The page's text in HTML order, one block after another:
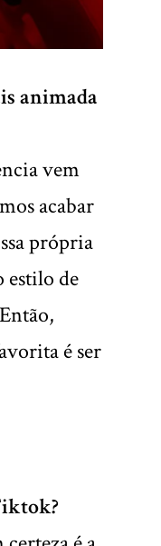
animada
vem
acabar
própria
estilo de
é ser